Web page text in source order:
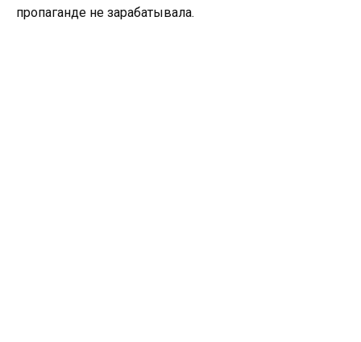
пропаганде не зарабатывала.